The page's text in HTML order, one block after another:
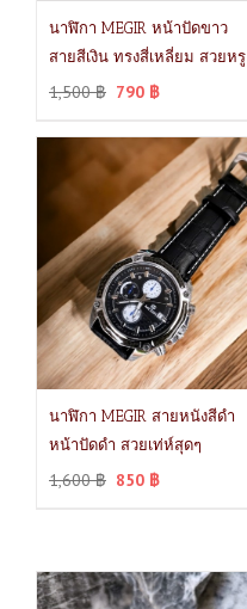
นาฬิกา MEGIR หน้าปัดขาว
สายสีเงิน ทรงสี่เหลี่ยม สวยหรู
1,500฿ 790 ฿
นาฬิกา MEGIR สายหนังสีดำ
หน้าปัดดำ สวยเท่ห์สุดๆ
1,600฿ 850 ฿